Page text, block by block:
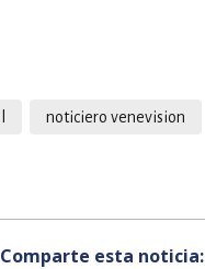
noticiero venevision
Comparte esta noticia: